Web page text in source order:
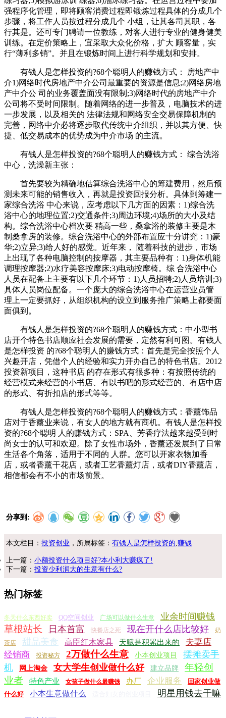
强程序化管理，即将顾客消费过程即锻炼过程具体的分成几个
步骤，将工作人员按过程分成几个 小组，让其各司其职，各
行其是。还可专门聘请一位教练，对客人进行专业的健身健美
训练。在定价策略上，宜采取大众化价格，扩大 顾客量，实
行“薄利多销”。并且在锻炼时间上进行科学规划和安排。
有钱人是怎样投资的?68个聪明人的赚钱方式： 房地产中
介1)网络时代房地产中介公司最重要的资源是信息;2)网络房地
产中介公 司的业务覆盖面没有限制;3)网络时代的房地产中介
公司将不受时间限制。随着网络的进一步普及，电脑技术的进
一步发展，以及相关的 法律法规和网络安全交易保障机制的
完善，网络中介必将逐步取代传统中介组织，并以其方便、快
捷、低交易成本的优势成为中介市场 的主流。
有钱人是怎样投资的?68个聪明人的赚钱方式： 综合洗浴
中心，洗澡新主张：
首先要较为精确地估算综合洗浴中心的筹建费用，然后预
测未来可能的销售收入，再就是投资回报分析。具体到筹建一
家综合洗浴 中心来说，应考虑以下几方面的因素：1)综合洗
浴中心的地理位置;2)交通条件;3)周边环境;4)场所的大小及结
构。综合洗浴中心档次要 稍高一些，桑拿浴的装修主要是木
制桑拿房的装修。综合洗浴中心的外部布置应十分讲究：1)豪
华;2)立异;3)给人好的感觉。近年来， 随着科技的进步，市场
上出现了各种电脑控制的按摩器，其主要品种有：1)身体机能
调理按摩器;2)水疗美容按摩床;3)电动按摩椅。综 合洗浴中心
人员在配备上主要有以下几个环节：1)人员招聘;2)人员培训;3)
具体人员岗位配备。一个庞大的综合洗浴中心在运营业员管
理上一定要抓好，从组织机构的设立到服务推广策略上都要面
面俱到。
有钱人是怎样投资的?68个聪明人的赚钱方式：中小型书
店开个特色书店顺应社会发展的需要，定然有利可图。有钱人
是怎样投资 的?68个聪明人的赚钱方式：首先是完全按照个人
兴趣开店，凭借个人的经验和实力开办自己的特色书店。2012
投资新项目，这种书店 的存在形式有很多种：有按照传统的
经营模式来经营的小书店、有以书吧的形式经营的、有店中店
的形式、有折扣店的形式等等。
有钱人是怎样投资的?68个聪明人的赚钱方式：香薰饰品
店对于香薰业来说，有女人的地方就有商机。有钱人是怎样投
资的?68个聪明 人的赚钱方式：SPA、芳香疗法越来越受到时
尚女士的认可和欢迎。除了女性市场外，香薰还发展到了日常
生活各个角落，适用于不同的 人群。您可以开家衣物加香
店，或者香薰干花店，或者工艺香薰灯店，或者DIY香薰店，
相信都会有不小的市场前景。
分享到:
本文栏目：投资创业 ，所属标签：有钱人是怎样投资的 ,赚钱
上一篇：小额投资什么项目好?本小利大赚疯了!
下一篇：投资少利润大的生意有什么?
热门标签
冬天什么东西好卖 QQ空间创业 广场可以做什么生意 业余时间赚钱
草根站长 日本首富 快餐店之死 现在开什么店比较好
奶
茶店
甜品美食 高臣红木家具 天赋是积累出来的
夫妻店
经销商
投资秘方 2万做什么生意 小本创业项目
摆摊卖手
机
网上淘金 女大学生创业做什么好 建立品牌
年轻创
业者
特色产业 女孩子做什么最赚钱 办厂 企业服务
回家创业做
什么好
小本生意做什么 明星用钱去干嘛